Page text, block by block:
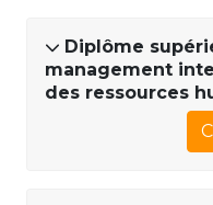
Diplôme
management
des ressources